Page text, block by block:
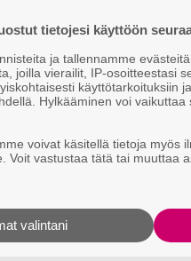
osui kaveruksille, jotka
vähän kauempana
ja voitto tuli aivan
tietojesi käyttöön
ja tallennamme
joilla vierailit, IP-osoitteestasi
käyttötarkoituksiin
Hylkääminen voi vaikuttaa
voivat käsitellä tietoja myös
Voit vastustaa tätä tai muuttaa
valintani